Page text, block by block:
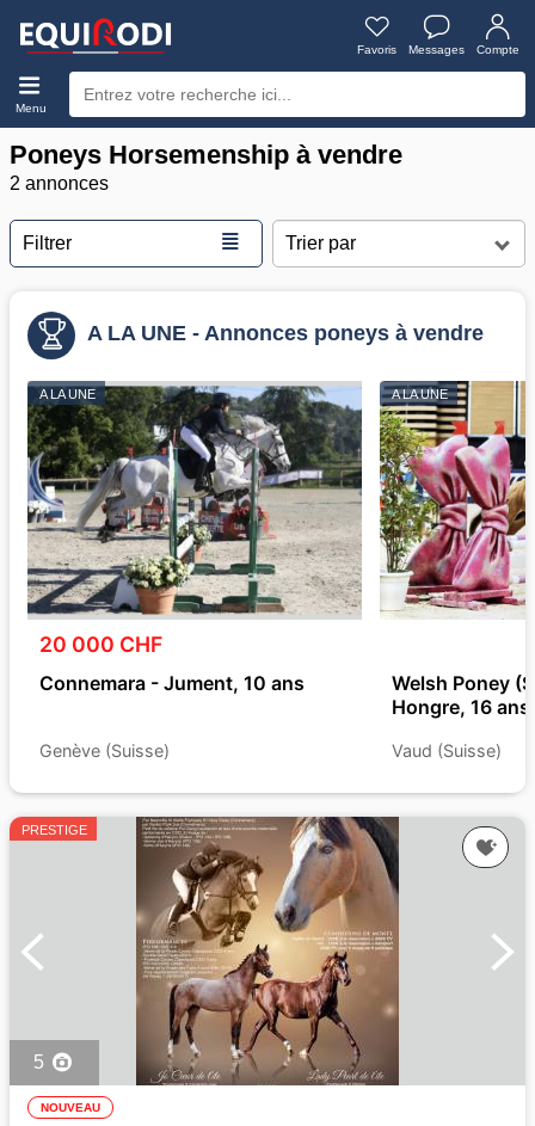
Favoris Messages Compte
Menu
Poneys Horsemenship à vendre
2 annonces
Filtrer ≣
A LA UNE - Annonces poneys à vendre
A LA UNE
20 000 CHF
Connemara - Jument, 10 ans
Genève (Suisse)
A LA UNE
Welsh Poney
Hongre, 16 ans
Vaud (Suisse)
PRESTIGE
5
NOUVEAU